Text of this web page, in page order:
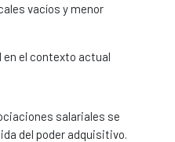
vacíos y menor
el contexto actual
salariales se
del poder adquisitivo.